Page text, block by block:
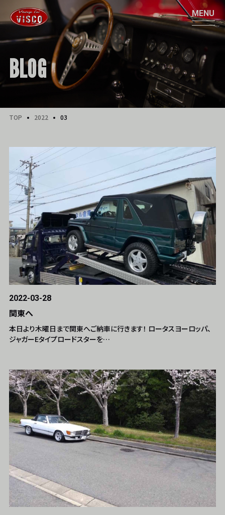
BLOG
TOP 2022 03
2022-03-28
関東へ
本日より木曜日まで関東へご納車に行きます！ ロータスヨーロッパ、
ジャガーEタイプロードスターを…